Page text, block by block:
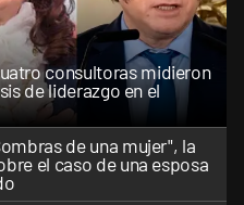
consultoras midieron
de liderazgo en el
de una mujer", la
el caso de una esposa